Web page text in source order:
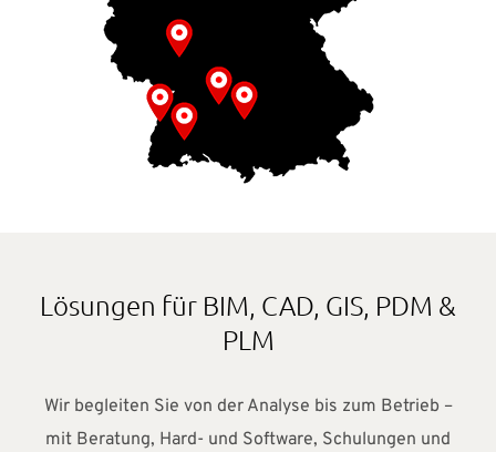
Lösungen für BIM, CAD, GIS, PDM &
PLM
Wir begleiten Sie von der Analyse bis zum Betrieb –
mit Beratung, Hard- und Software, Schulungen und